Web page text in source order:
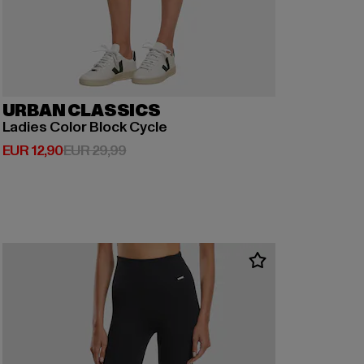
URBAN CLASSICS
Ladies Color Block Cycle
EUR 12,90
Derzeitiger Preis: EUR 12,90
EUR 29,99Aktionspreis: EUR 29,99